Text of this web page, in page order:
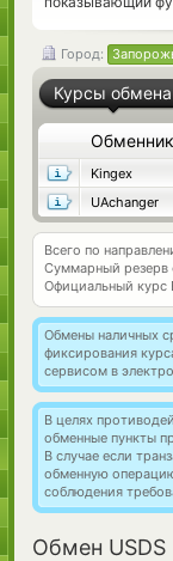
Город:
Курсы обмена
Обменник
Kingex
UAchanger
Всего по
Суммарный резерв
Официальный курс
Обмены наличных
фиксирования
сервисом в
В целях
обменные пункты
В случае если
обменную
соблюдения
Обмен USDS